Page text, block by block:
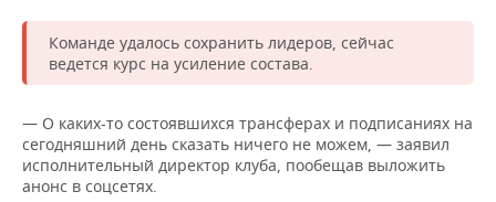
Команде удалось сохранить лидеров, сейчас
ведется курс на усиление состава.
— О каких-то состоявшихся трансферах и подписаниях на
сегодняшний день сказать ничего не можем, — заявил
исполнительный директор клуба, пообещав выложить
анонс в соцсетях.